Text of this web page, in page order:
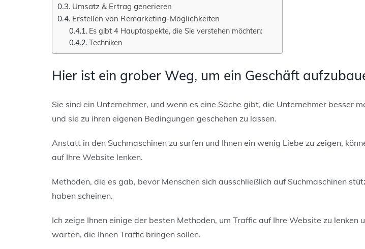
Umsatz & Ertrag generieren
Erstellen von Remarketing-Möglichkeiten
Es gibt 4 Hauptaspekte, die Sie verstehen möchten:
Techniken
Hierist ein grober Weg, um ein Geschäft
Sie sind ein Unternehmer, und wenn es eine Sache gibt, die Unternehmer besser
und sie zu ihren eigenen Bedingungen geschehen zu lassen.
Anstatt in den Suchmaschinen zu surfen und Ihnen ein wenig Liebe zu zeigen,
auf Ihre Website lenken.
Methoden, die es gab, bevor Menschen sich ausschließlich auf Suchmaschinen
haben scheinen.
Ich zeige Ihnen einige der besten Methoden, um Traffic auf Ihre Website zu
warten, die Ihnen Traffic bringen sollen.